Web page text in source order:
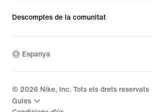
Descomptes de la comunitat
Espanya
© 2026 Nike, Inc. Tots els drets reservats
Guies